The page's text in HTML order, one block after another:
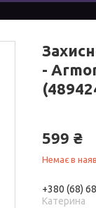
-
599 ₴
Немає в
+380 (68)
Катерина